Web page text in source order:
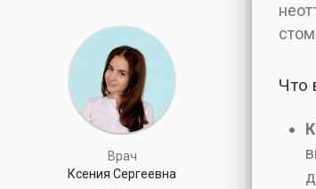
Врач
Ксения Сергеевна
Что